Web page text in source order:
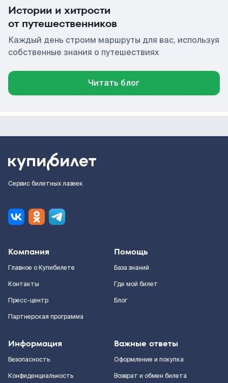
Истории и хитрости
от путешественников
Каждый день строим маршруты для вас, используя
собственные знания о путешествиях
Читать блог
Сервис билетных лазеек
Компания
Главное о Купибилете
Контакты
Пресс-центр
Партнерская программа
Помощь
База знаний
Где мой билет
Блог
Информация
Безопасность
Конфиденциальность
Важные ответы
Оформление и покупка
Возврат и обмен билета